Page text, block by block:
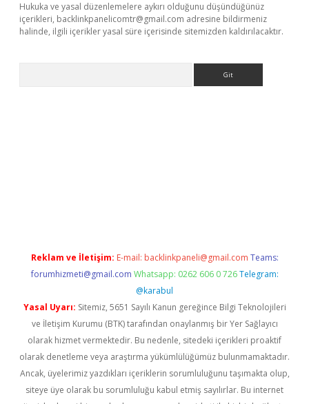
Hukuka ve yasal düzenlemelere aykırı olduğunu düşündüğünüz
içerikleri, backlinkpanelicomtr@gmail.com adresine bildirmeniz
halinde, ilgili içerikler yasal süre içerisinde sitemizden kaldırılacaktır.
Reklam ve İletişim: E-mail: backlinkpaneli@gmail.com Teams:
forumhizmeti@gmail.com Whatsapp: 0262 606 0 726 Telegram:
@karabul
Yasal Uyarı: Sitemiz, 5651 Sayılı Kanun gereğince Bilgi Teknolojileri
ve İletişim Kurumu (BTK) tarafından onaylanmış bir Yer Sağlayıcı
olarak hizmet vermektedir. Bu nedenle, sitedeki içerikleri proaktif
olarak denetleme veya araştırma yükümlülüğümüz bulunmamaktadır.
Ancak, üyelerimiz yazdıkları içeriklerin sorumluluğunu taşımakta olup,
siteye üye olarak bu sorumluluğu kabul etmiş sayılırlar. Bu internet